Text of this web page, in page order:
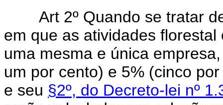
Art 2º Quando se tratar
em que as atividades
uma mesma e única
um por cento) e 5% (cinco
e seu §2º, do Decreto-lei nº